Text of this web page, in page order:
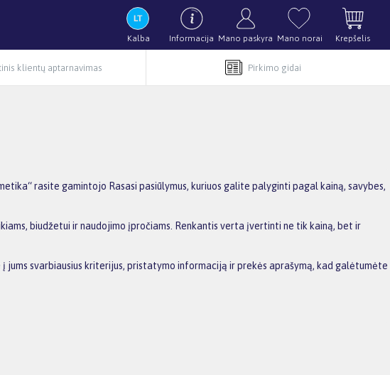
Kalba Informacija Mano paskyra Mano norai Krepšelis
klientų aptarnavimas Pirkimo gidai
rasite gamintojo Rasasi pasiūlymus, kuriuos galite palyginti pagal kainą, savybes,
biudžetui ir naudojimo įpročiams. Renkantis verta įvertinti ne tik kainą, bet ir
svarbiausius kriterijus, pristatymo informaciją ir prekės aprašymą, kad galėtumėte